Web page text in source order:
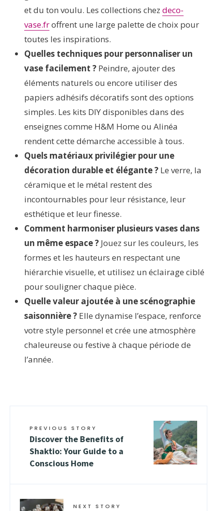
et du ton voulu. Les collections chez deco-
vase.froffrent une large palette de choix pour
toutes les inspirations.
Quelles techniques pour personnaliser un
vase facilement ? Peindre, ajouter des
éléments naturels ou encore utiliser des
papiers adhésifs décoratifs sont des options
simples. Les kits DIY disponibles dans des
enseignes comme H&M Home ou Alinéa
rendent cette démarche accessible à tous.
Quels matériaux privilégier pour une
décoration durable et élégante ? Le verre, la
céramique et le métal restent des
incontournables pour leur résistance, leur
esthétique et leur finesse.
Comment harmoniser plusieurs vases dans
un même espace ? Jouez sur les couleurs, les
formes et les hauteurs en respectant une
hiérarchie visuelle, et utilisez un éclairage ciblé
pour souligner chaque pièce.
Quelle valeur ajoutée à une scénographie
saisonnière ? Elle dynamise l’espace, renforce
votre style personnel et crée une atmosphère
chaleureuse ou festive à chaque période de
l’année.
PREVIOUS STORY
Discover the Benefits of
Shaktio: Your Guide to a
Conscious Home
NEXT STORY